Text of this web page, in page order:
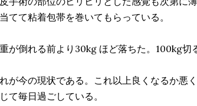
てて粘着包帯を巻いてもらっている。
が倒れる前より30kg ほど落ちた。100kg切
が今の現状である。これ以上良くなるか悪
て毎日過ごしている。